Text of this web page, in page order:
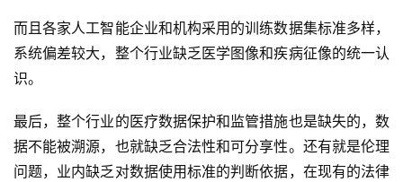
城
市
多
内
容
而且各家人工智能企业和机构采用的训练数据集标准多样，
系统偏差较大，整个行业缺乏医学图像和疾病征像的统一认
识。
最后，整个行业的医疗数据保护和监管措施也是缺失的，数
据不能被溯源，也就缺乏合法性和可分享性。还有就是伦理
问题，业内缺乏对数据使用标准的判断依据，在现有的法律